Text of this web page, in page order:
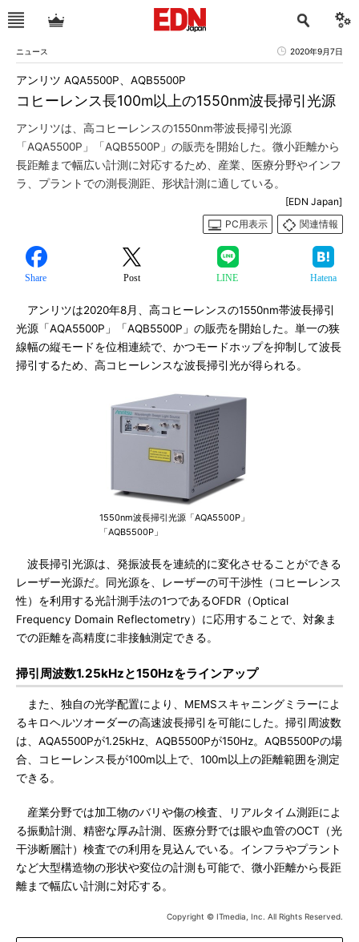
ニュース 2020年9月7日
コヒーレンス長100m以上の1550nm波長掃引光源
アンリツ AQA5500P、AQB5500P
アンリツは、高コヒーレンスの1550nm帯波長掃引光源
「AQA5500P」「AQB5500P」の販売を開始した。微小距離から
長距離まで幅広い計測に対応するため、産業、医療分野やインフ
ラ、プラントでの測長測距、形状計測に適している。
[EDN Japan]
PC用表示
関連情報
Share Post LINE Hatena
アンリツは2020年8月、高コヒーレンスの1550nm帯波長掃引
光源「AQA5500P」「AQB5500P」の販売を開始した。単一の狭
線幅の縦モードを位相連続で、かつモードホップを抑制して波長
掃引するため、高コヒーレンスな波長掃引光が得られる。
1550nm波長掃引光源「AQA5500P」
「AQB5500P」
波長掃引光源は、発振波長を連続的に変化させることができる
レーザー光源だ。同光源を、レーザーの可干渉性（コヒーレンス
性）を利用する光計測手法の1つであるOFDR（Optical
Frequency Domain Reflectometry）に応用することで、対象ま
での距離を高精度に非接触測定できる。
掃引周波数1.25kHzと150Hzをラインアップ
また、独自の光学配置により、MEMSスキャニングミラーによ
るキロヘルツオーダーの高速波長掃引を可能にした。掃引周波数
は、AQA5500Pが1.25kHz、AQB5500Pが150Hz。AQB5500Pの場
合、コヒーレンス長が100m以上で、100m以上の距離範囲を測定
できる。
産業分野では加工物のバリや傷の検査、リアルタイム測距によ
る振動計測、精密な厚み計測、医療分野では眼や血管のOCT（光
干渉断層計）検査での利用を見込んでいる。インフラやプラント
など大型構造物の形状や変位の計測も可能で、微小距離から長距
離まで幅広い計測に対応する。
Copyright © ITmedia, Inc. All Rights Reserved.